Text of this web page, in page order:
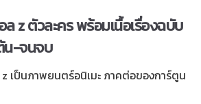
z ตัวละคร พร้อมเนื้อเรื่องฉบับ
น-จนจบ
เป็นภาพยนตร์อนิเมะ ภาคต่อของการ์ตูน